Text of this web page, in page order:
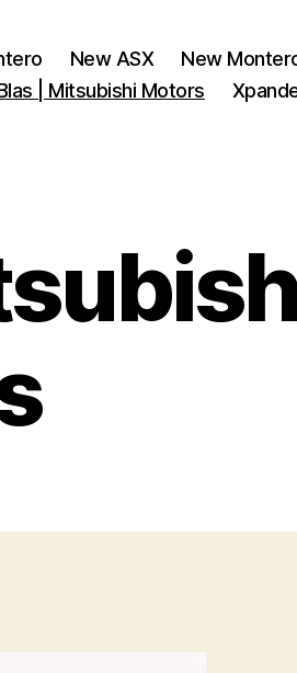
New ASX New
| Mitsubishi Motors